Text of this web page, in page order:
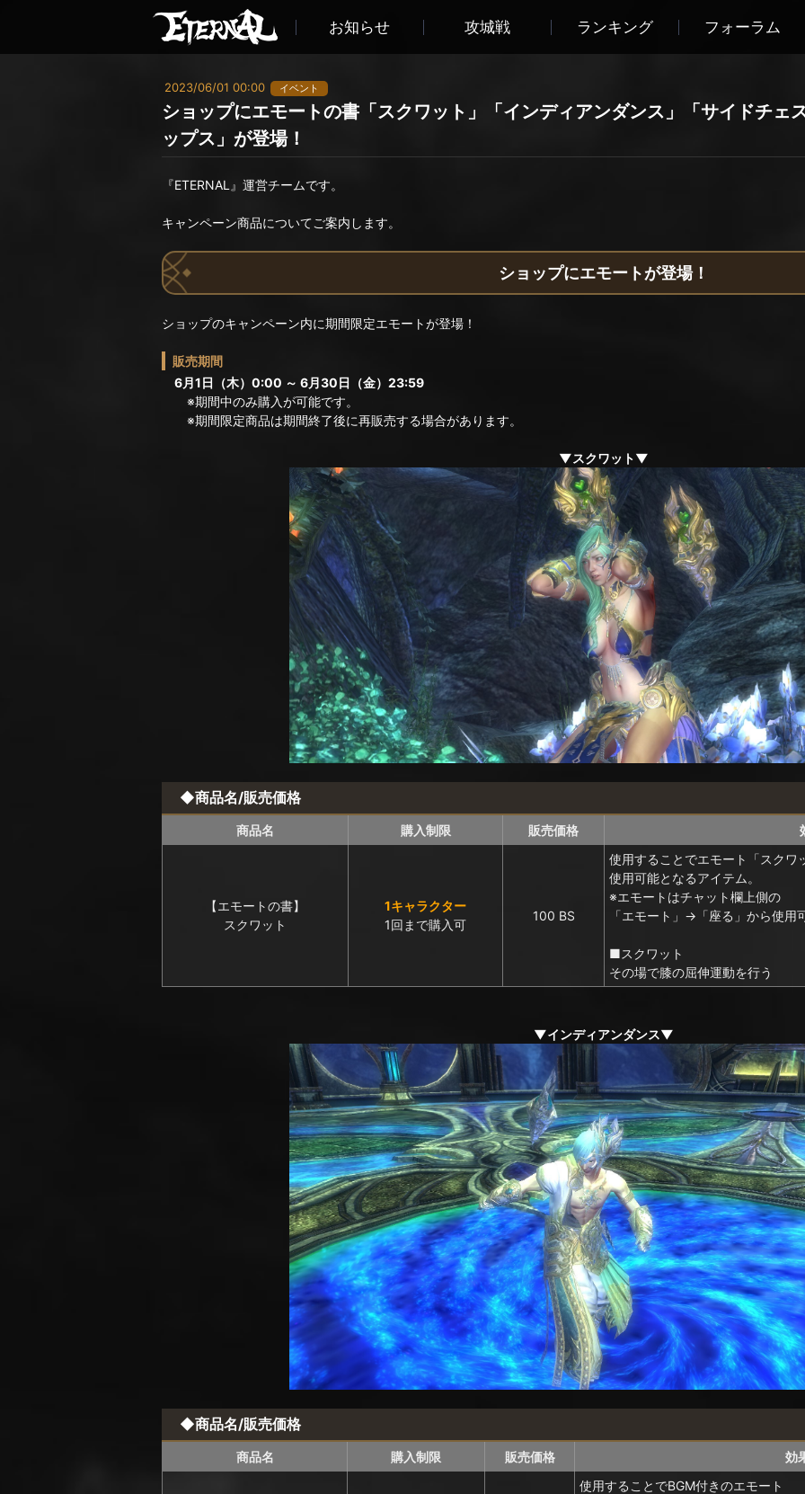
お知らせ 攻城戦 ランキング フォーラム
2023/06/01 00:00 イベント
ショップにエモートの書「スクワット」「インディアンダンス」「サイドチェ
ップス」が登場！
『ETERNAL』運営チームです。
キャンペーン商品についてご案内します。
ショップにエモートが登場！
ショップのキャンペーン内に期間限定エモートが登場！
販売期間
6月1日（木）0:00 ～ 6月30日（金）23:59
※期間中のみ購入が可能です。
※期間限定商品は期間終了後に再販売する場合があります。
▼スクワット▼
◆商品名/販売価格
商品名 購入制限 販売価格
【エモートの書】
スクワット
1キャラクター
1回まで購入可
100 BS
使用することでエモート「スクワ
使用可能となるアイテム。
※エモートはチャット欄上側の
「エモート」→「座る」から使用
■スクワット
その場で膝の屈伸運動を行う
▼インディアンダンス▼
◆商品名/販売価格
商品名 購入制限 販売価格 効
使用することでBGM付きのエモート